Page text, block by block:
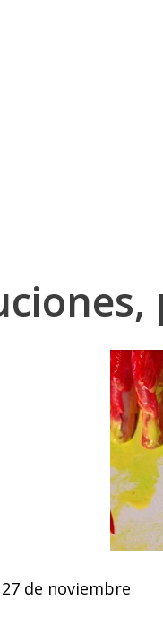
de noviembre